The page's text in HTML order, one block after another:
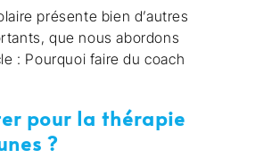
présente bien d’autres
que nous abordons
: Pourquoi faire du coach
pour la thérapie
?